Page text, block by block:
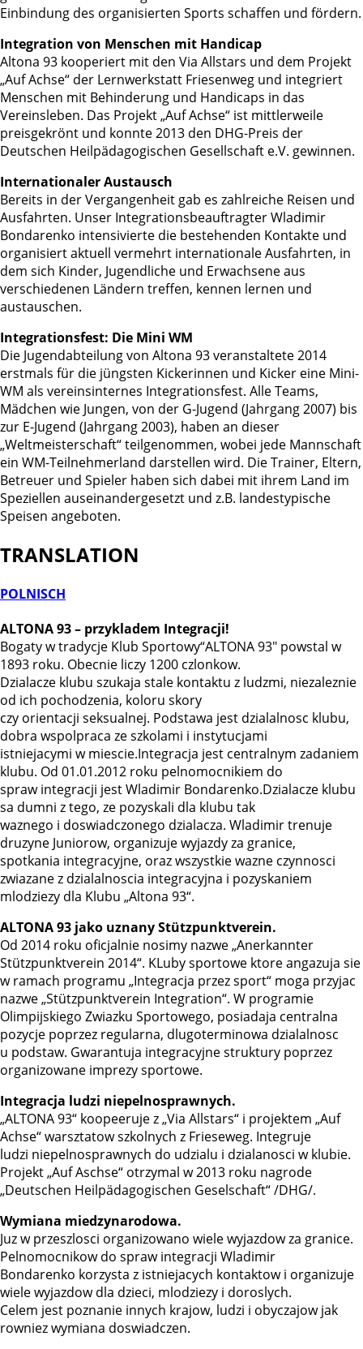
Einbindung des organisierten Sports schaffen und fördern.
Integration von Menschen mit Handicap
Altona 93 kooperiert mit den Via Allstars und dem Projekt
„Auf Achse“ der Lernwerkstatt Friesenweg und integriert
Menschen mit Behinderung und Handicaps in das
Vereinsleben. Das Projekt „Auf Achse“ ist mittlerweile
preisgekrönt und konnte 2013 den DHG-Preis der
Deutschen Heilpädagogischen Gesellschaft e.V. gewinnen.
Internationaler Austausch
Bereits in der Vergangenheit gab es zahlreiche Reisen und
Ausfahrten. Unser Integrationsbeauftragter Wladimir
Bondarenko intensivierte die bestehenden Kontakte und
organisiert aktuell vermehrt internationale Ausfahrten, in
dem sich Kinder, Jugendliche und Erwachsene aus
verschiedenen Ländern treffen, kennen lernen und
austauschen.
Integrationsfest: Die Mini WM
Die Jugendabteilung von Altona 93 veranstaltete 2014
erstmals für die jüngsten Kickerinnen und Kicker eine Mini-
WM als vereinsinternes Integrationsfest. Alle Teams,
Mädchen wie Jungen, von der G-Jugend (Jahrgang 2007) bis
zur E-Jugend (Jahrgang 2003), haben an dieser
„Weltmeisterschaft“ teilgenommen, wobei jede Mannschaft
ein WM-Teilnehmerland darstellen wird. Die Trainer, Eltern,
Betreuer und Spieler haben sich dabei mit ihrem Land im
Speziellen auseinandergesetzt und z.B. landestypische
Speisen angeboten.
TRANSLATION
POLNISCH
ALTONA 93 – przykladem Integracji!
Bogaty w tradycje Klub Sportowy“ALTONA 93″ powstal w
1893 roku. Obecnie liczy 1200 czlonkow.
Dzialacze klubu szukaja stale kontaktu z ludzmi, niezaleznie
od ich pochodzenia, koloru skory
czy orientacji seksualnej. Podstawa jest dzialalnosc klubu,
dobra wspolpraca ze szkolami i instytucjami
istniejacymi w miescie.Integracja jest centralnym zadaniem
klubu. Od 01.01.2012 roku pelnomocnikiem do
spraw integracji jest Wladimir Bondarenko.Dzialacze klubu
sa dumni z tego, ze pozyskali dla klubu tak
waznego i doswiadczonego dzialacza. Wladimir trenuje
druzyne Juniorow, organizuje wyjazdy za granice,
spotkania integracyjne, oraz wszystkie wazne czynnosci
zwiazane z dzialalnoscia integracyjna i pozyskaniem
mlodziezy dla Klubu „Altona 93“.
ALTONA 93 jako uznany Stützpunktverein.
Od 2014 roku oficjalnie nosimy nazwe „Anerkannter
Stützpunktverein 2014“. KLuby sportowe ktore angazuja sie
w ramach programu „Integracja przez sport“ moga przyjac
nazwe „Stützpunktverein Integration“. W programie
Olimpijskiego Zwiazku Sportowego, posiadaja centralna
pozycje poprzez regularna, dlugoterminowa dzialalnosc
u podstaw. Gwarantuja integracyjne struktury poprzez
organizowane imprezy sportowe.
Integracja ludzi niepelnosprawnych.
„ALTONA 93“ koopeeruje z „Via Allstars“ i projektem „Auf
Achse“ warsztatow szkolnych z Frieseweg. Integruje
ludzi niepelnosprawnych do udzialu i dzialanosci w klubie.
Projekt „Auf Aschse“ otrzymal w 2013 roku nagrode
„Deutschen Heilpädagogischen Geselschaft“ /DHG/.
Wymiana miedzynarodowa.
Juz w przeszlosci organizowano wiele wyjazdow za granice.
Pelnomocnikow do spraw integracji Wladimir
Bondarenko korzysta z istniejacych kontaktow i organizuje
wiele wyjazdow dla dzieci, mlodziezy i doroslych.
Celem jest poznanie innych krajow, ludzi i obyczajow jak
rowniez wymiana doswiadczen.